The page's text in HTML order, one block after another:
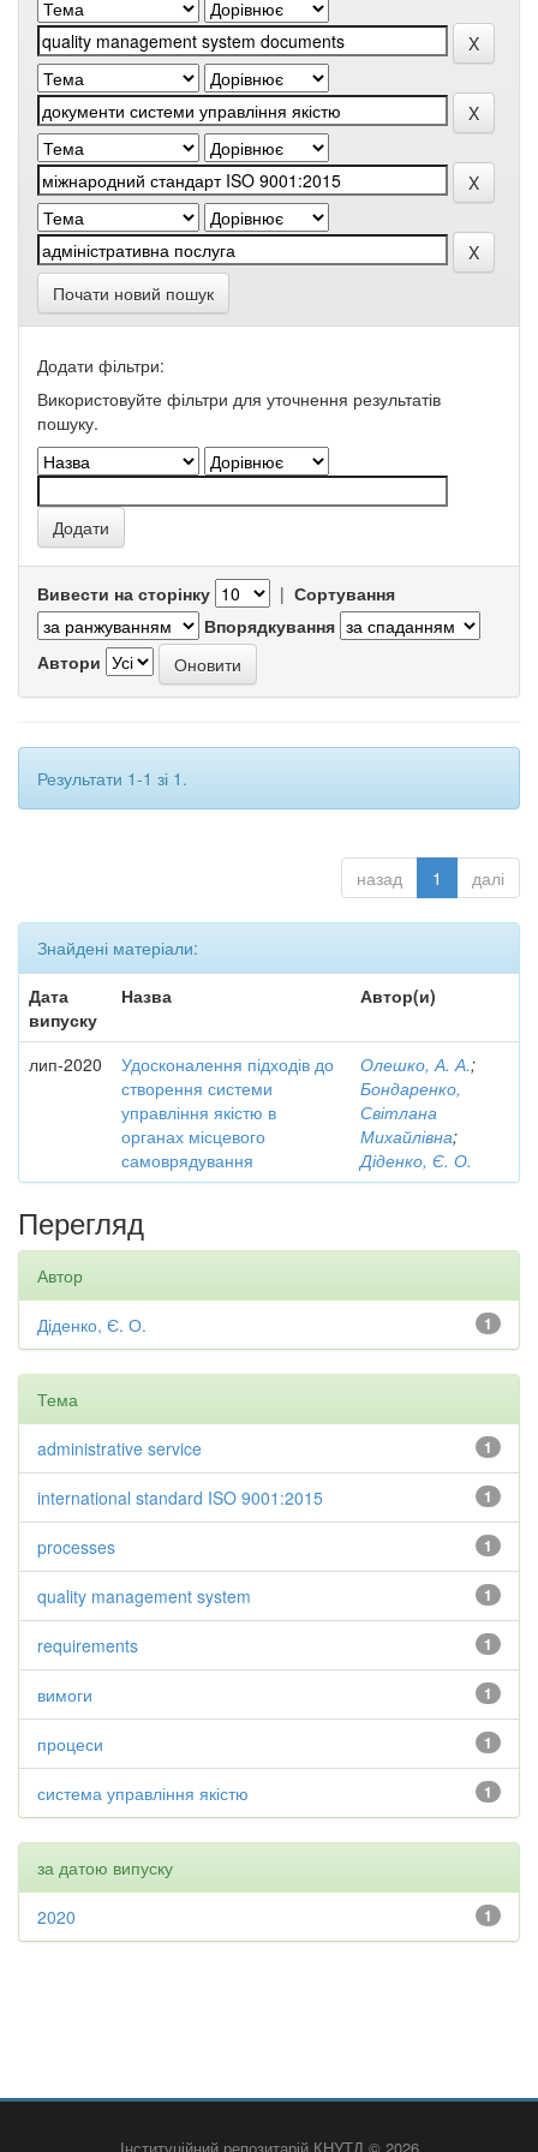
Почати новий пошук
Додати фільтри:
Використовуйте фільтри для уточнення результатів
пошуку.
Вивести на сторінку | Сортування
Впорядкування
Автори
Результати 1-1 зі 1.
назад 1 далі
Знайдені матеріали:
Дата
випуску
Назва Автор(и)
лип-2020
Удосконалення підходів до
створення системи
управління якістю в
органах місцевого
самоврядування
Олешко, А. А.;
Бондаренко,
Світлана
Михайлівна;
Діденко, Є. О.
Перегляд
Автор
1
Діденко, Є. О.
Тема
1
administrative service
1
international standard ISO 9001:2015
1
processes
1
quality management system
1
requirements
1
вимоги
1
процеси
1
система управління якістю
за датою випуску
1
2020